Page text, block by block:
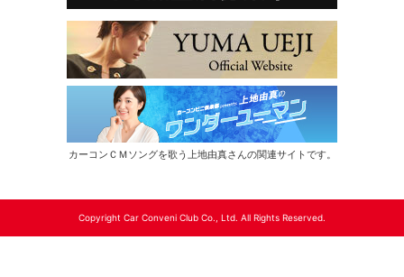
カーコンＣＭソングを歌う上地由真さんの関連サイトです。
Copyright Car Conveni Club Co., Ltd. All Rights Reserved.